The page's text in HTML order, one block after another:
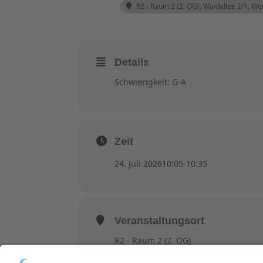
R2 - Raum 2 (2. OG), Waidallee 2/1,
Details
Schwierigkeit: G-A
Zeit
24. Juli 202610:05-10:35
Veranstaltungsort
R2 - Raum 2 (2. OG)